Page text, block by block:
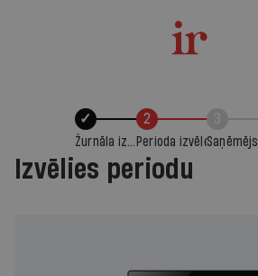
✓
Žurnāla izvēle
2
Perioda izvēleSaņēmējs
Izvēlies periodu